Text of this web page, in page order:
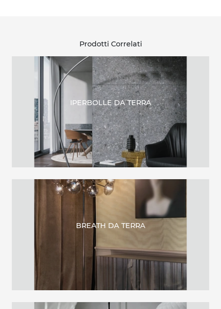
Prodotti Correlati
IPERBOLLE DA TERRA
BREATH DA TERRA